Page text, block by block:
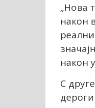
„Нова
након
након
С